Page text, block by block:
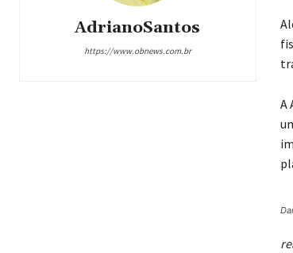
AdrianoSantos
https://www.obnews.com.br
A